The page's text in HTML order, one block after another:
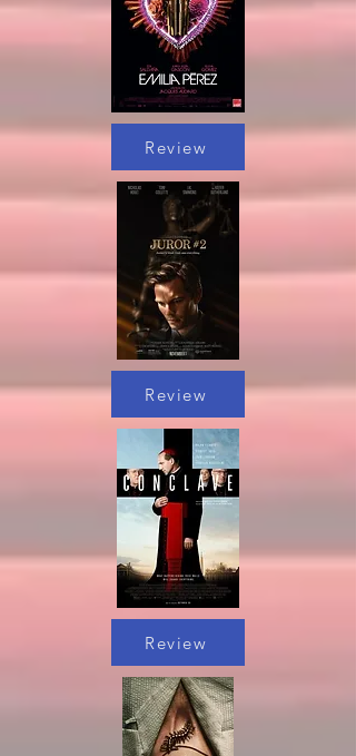
Review
Review
Review